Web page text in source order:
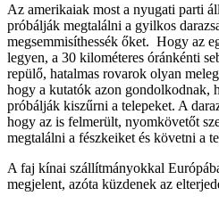
Az amerikaiak most a nyugati parti
próbálják megtalálni a gyilkos
megsemmisíthessék őket. Hogy az
legyen, a 30 kilométeres óránkénti
repülő, hatalmas rovarok olyan
hogy a kutatók azon gondolkodnak,
próbálják kiszűrni a telepeket. A
hogy az is felmerült, nyomkövetőt
megtalálni a fészkeiket és követni a
A faj kínai szállítmányokkal
megjelent, azóta küzdenek az